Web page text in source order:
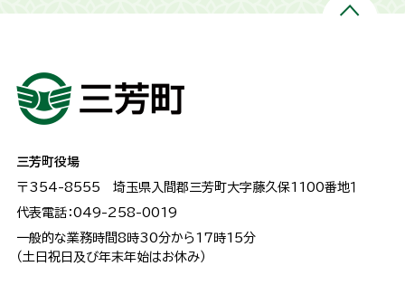
三芳町役場
〒354-8555 埼玉県入間郡三芳町大字藤久保1100番地１
代表電話：049-258-0019
一般的な業務時間8時30分から17時15分
（土日祝日及び年末年始はお休み）